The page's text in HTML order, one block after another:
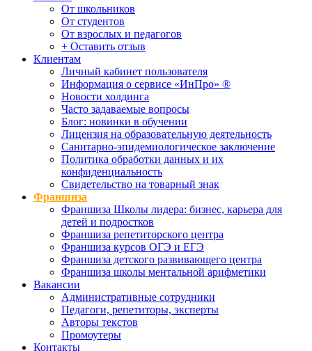
От школьников
От студентов
От взрослых и педагогов
+ Оставить отзыв
Клиентам
Личный кабинет пользователя
Информация о сервисе «ИнПро» ®
Новости холдинга
Часто задаваемые вопросы
Блог: новинки в обучении
Лицензия на образовательную деятельность
Санитарно-эпидемиологическое заключение
Политика обработки данных и их
конфиденциальность
Свидетельство на товарный знак
Франшиза
Франшиза Школы лидера: бизнес, карьера для
детей и подростков
Франшиза репетиторского центра
Франшиза курсов ОГЭ и ЕГЭ
Франшиза детского развивающего центра
Франшиза школы ментальной арифметики
Вакансии
Административные сотрудники
Педагоги, репетиторы, эксперты
Авторы текстов
Промоутеры
Контакты